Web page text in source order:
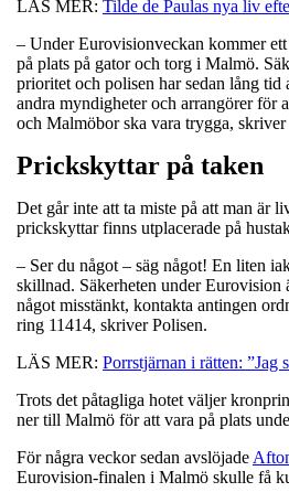
LÄS MER: Tilde de Paulas nya liv
– Under Eurovisionveckan kommer
på plats på gator och torg i Malmö.
prioritet och polisen har sedan lång tid
andra myndigheter och arrangörer för
och Malmöbor ska vara trygga, skriver
Prickskyttar på taken
Det går inte att ta miste på att man är
prickskyttar finns utplacerade på
– Ser du något – säg något! En liten
skillnad. Säkerheten under Eurovision
något misstänkt, kontakta antingen
ring 11414, skriver Polisen.
LÄS MER: Porrstjärnan i rätten: ”Jag
Trots det påtagliga hotet väljer
ner till Malmö för att vara på plats
För några veckor sedan avslöjade
Eurovision-finalen i Malmö skulle få